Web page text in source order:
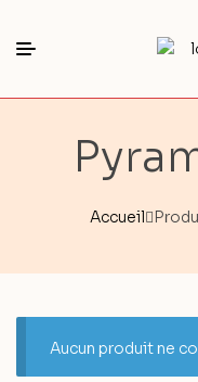
Accueil
Aucun produit ne